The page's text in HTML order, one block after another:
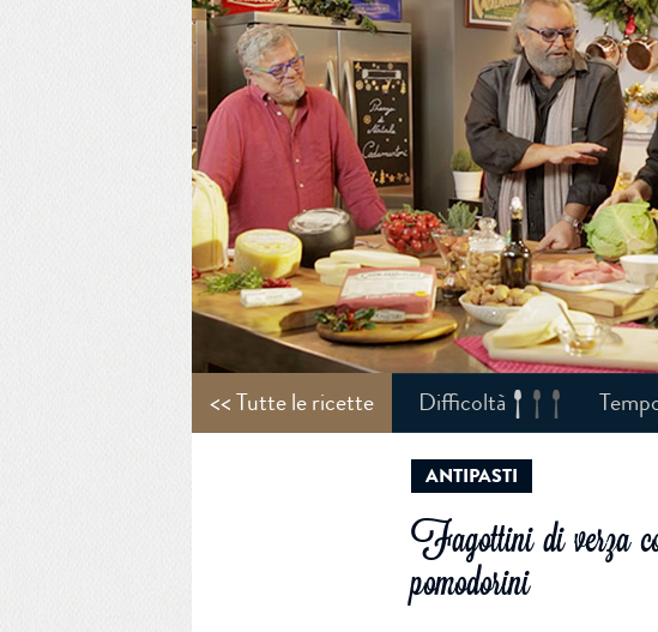
<< Tutte le ricette Difficoltà
ANTIPASTI
Fagottini di verza
pomodorini